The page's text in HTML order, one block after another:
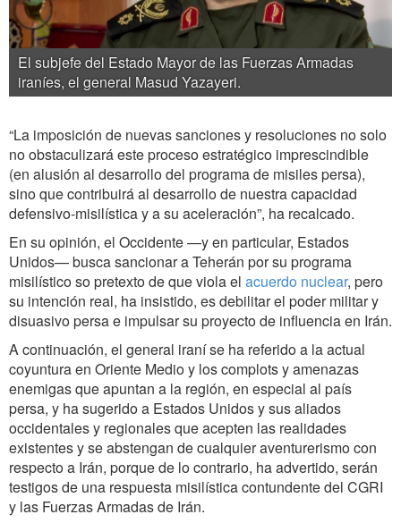
El subjefe del Estado Mayor de las Fuerzas Armadas
iraníes, el general Masud Yazayeri.
“La imposición de nuevas sanciones y resoluciones no solo
no obstaculizará este proceso estratégico imprescindible
(en alusión al desarrollo del programa de misiles persa),
sino que contribuirá al desarrollo de nuestra capacidad
defensivo-misilística y a su aceleración”, ha recalcado.
En su opinión, el Occidente —y en particular, Estados
Unidos— busca sancionar a Teherán por su programa
misilístico so pretexto de que viola el acuerdo nuclear, pero
su intención real, ha insistido, es debilitar el poder militar y
disuasivo persa e impulsar su proyecto de influencia en Irán.
A continuación, el general iraní se ha referido a la actual
coyuntura en Oriente Medio y los complots y amenazas
enemigas que apuntan a la región, en especial al país
persa, y ha sugerido a Estados Unidos y sus aliados
occidentales y regionales que acepten las realidades
existentes y se abstengan de cualquier aventurerismo con
respecto a Irán, porque de lo contrario, ha advertido, serán
testigos de una respuesta misilística contundente del CGRI
y las Fuerzas Armadas de Irán.